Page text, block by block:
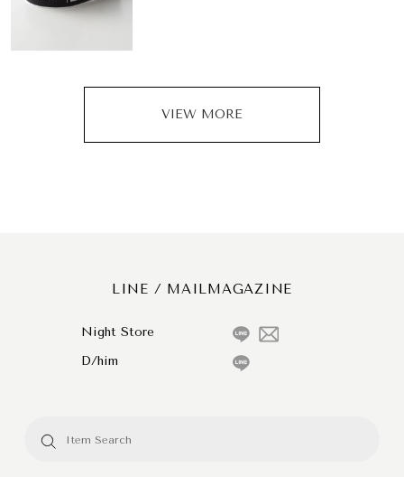
VIEW MORE
LINE / MAILMAGAZINE
Night Store
D/him